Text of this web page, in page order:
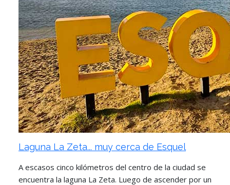
Laguna La Zeta... muy cerca de Esquel
A escasos cinco kilómetros del centro de la ciudad se
encuentra la laguna La Zeta. Luego de ascender por un